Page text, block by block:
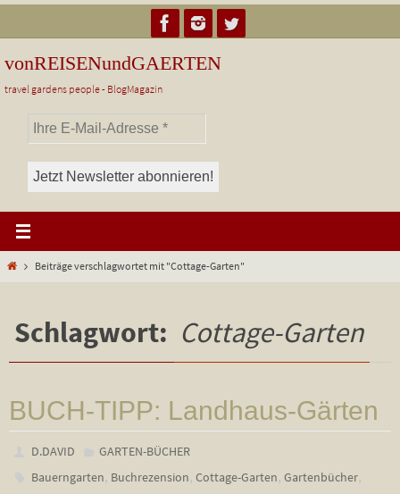
Inhalt
springen
vonREISENundGAERTEN
travel gardens people - BlogMagazin
StartBeiträge verschlagwortet mit "Cottage-Garten"
Schlagwort: Cottage-Garten
BUCH-TIPP: Landhaus-Gärten
D.DAVID
GARTEN-BÜCHER
Bauerngarten, Buchrezension,Cottage-Garten,Gartenbücher,